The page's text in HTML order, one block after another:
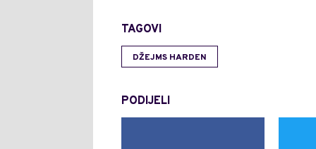
TAGOVI
DŽEJMS HARDEN
PODIJELI